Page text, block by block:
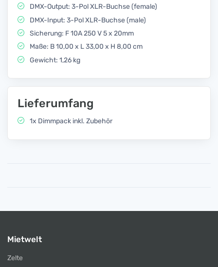
DMX-Output: 3-Pol XLR-Buchse (female)
DMX-Input: 3-Pol XLR-Buchse (male)
Sicherung: F 10A 250 V 5 x 20mm
Maße: B 10,00 x L 33,00 x H 8,00 cm
Gewicht: 1,26 kg
Lieferumfang
1x Dimmpack inkl. Zubehör
Mietwelt
Zelte